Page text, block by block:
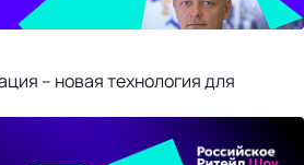
– новая технология для